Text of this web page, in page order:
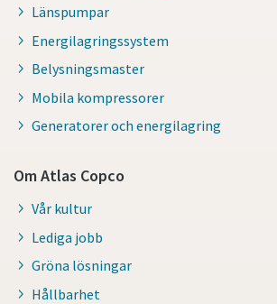
Länspumpar
Energilagringssystem
Belysningsmaster
Mobila kompressorer
Generatorer och energilagring
Om Atlas Copco
Vår kultur
Lediga jobb
Gröna lösningar
Hållbarhet